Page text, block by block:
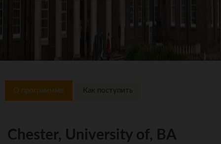
О программме Как поступить
Chester, University of, BA